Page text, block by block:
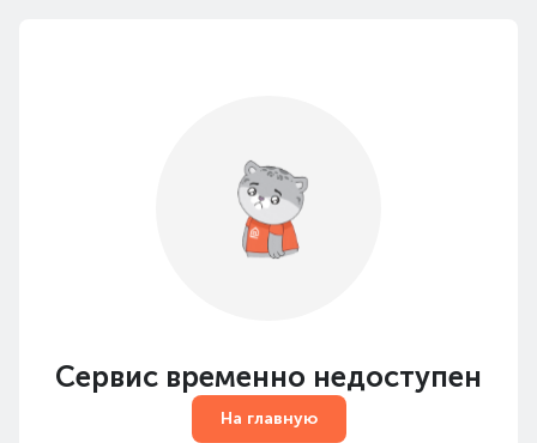
Сервис временно недоступен
На главную